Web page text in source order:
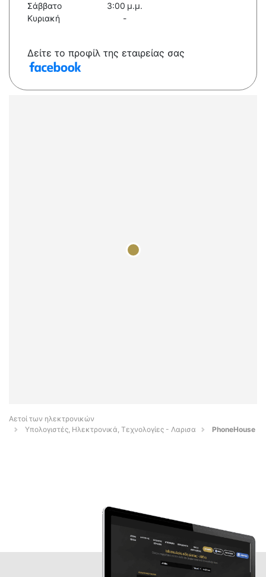
Σάββατο
3:00 μ.μ.
Κυριακή
-
Δείτε το προφίλ της εταιρείας σας
Αετοί των ηλεκτρονικών
Υπολογιστές, Ηλεκτρονικά, Τεχνολογίες - Λαρισα
PhoneHouse